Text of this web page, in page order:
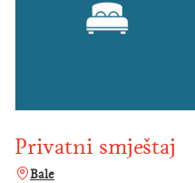
Privatni smještaj
Bale